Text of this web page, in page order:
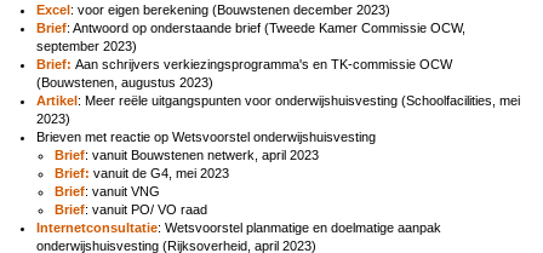
Excel: voor eigen berekening (Bouwstenen december 2023)
Brief: Antwoord op onderstaande brief (Tweede Kamer Commissie OCW,
september 2023)
Brief: Aan schrijvers verkiezingsprogramma's en TK-commissie OCW
(Bouwstenen, augustus 2023)
Artikel: Meer reële uitgangspunten voor onderwijshuisvesting (Schoolfacilities, mei
2023)
Brieven met reactie op Wetsvoorstel onderwijshuisvesting
Brief: vanuit Bouwstenen netwerk, april 2023
Brief: vanuit de G4, mei 2023
Brief: vanuit VNG
Brief: vanuit PO/ VO raad
Internetconsultatie: Wetsvoorstel planmatige en doelmatige aanpak
onderwijshuisvesting (Rijksoverheid, april 2023)